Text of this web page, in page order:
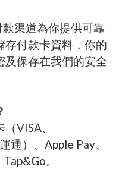
渠道為你提供可靠
存付款卡資料，你的
及保存在我們的安全
VISA、
通）、Apple Pay、
。